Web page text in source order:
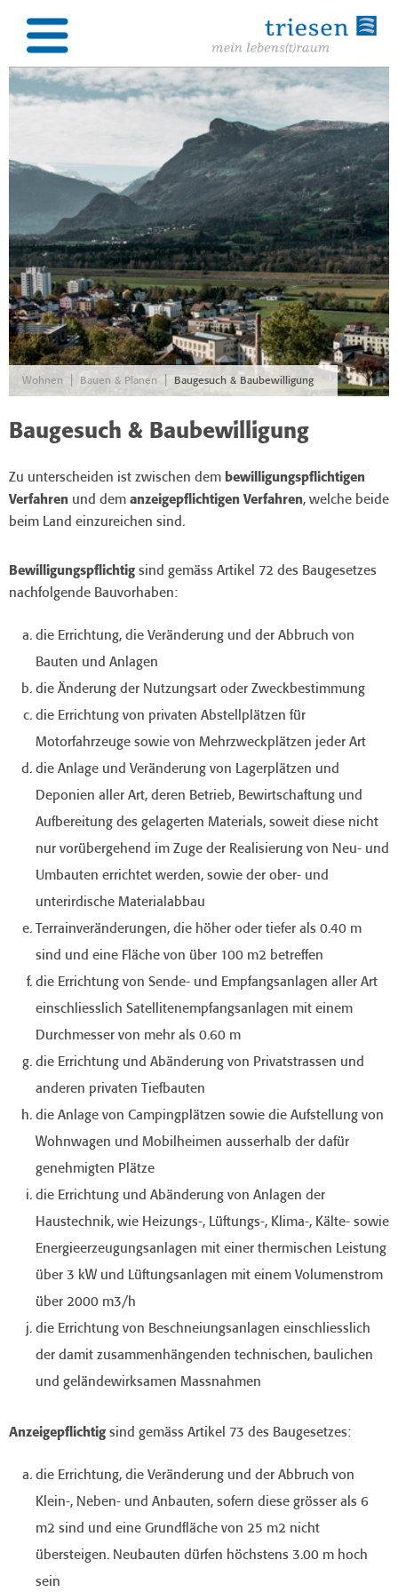
Wohnen Bauen & Planen Baugesuch & Baubewilligung
Baugesuch & Baubewilligung
Zu unterscheiden ist zwischen dem bewilligungspflichtigen
Verfahren und dem anzeigepflichtigen Verfahren, welche beide
beim Land einzureichen sind.
Bewilligungspflichtig sind gemäss Artikel 72 des Baugesetzes
nachfolgende Bauvorhaben:
die Errichtung, die Veränderung und der Abbruch von
Bauten und Anlagen
die Änderung der Nutzungsart oder Zweckbestimmung
die Errichtung von privaten Abstellplätzen für
Motorfahrzeuge sowie von Mehrzweckplätzen jeder Art
die Anlage und Veränderung von Lagerplätzen und
Deponien aller Art, deren Betrieb, Bewirtschaftung und
Aufbereitung des gelagerten Materials, soweit diese nicht
nur vorübergehend im Zuge der Realisierung von Neu- und
Umbauten errichtet werden, sowie der ober- und
unterirdische Materialabbau
Terrainveränderungen, die höher oder tiefer als 0.40 m
sind und eine Fläche von über 100 m2 betreffen
die Errichtung von Sende- und Empfangsanlagen aller Art
einschliesslich Satellitenempfangsanlagen mit einem
Durchmesser von mehr als 0.60 m
die Errichtung und Abänderung von Privatstrassen und
anderen privaten Tiefbauten
die Anlage von Campingplätzen sowie die Aufstellung von
Wohnwagen und Mobilheimen ausserhalb der dafür
genehmigten Plätze
die Errichtung und Abänderung von Anlagen der
Haustechnik, wie Heizungs-, Lüftungs-, Klima-, Kälte- sowie
Energieerzeugungsanlagen mit einer thermischen Leistung
über 3 kW und Lüftungsanlagen mit einem Volumenstrom
über 2000 m3/h
die Errichtung von Beschneiungsanlagen einschliesslich
der damit zusammenhängenden technischen, baulichen
und geländewirksamen Massnahmen
Anzeigepflichtig sind gemäss Artikel 73 des Baugesetzes:
die Errichtung, die Veränderung und der Abbruch von
Klein-, Neben- und Anbauten, sofern diese grösser als 6
m2 sind und eine Grundfläche von 25 m2 nicht
übersteigen. Neubauten dürfen höchstens 3.00 m hoch
sein